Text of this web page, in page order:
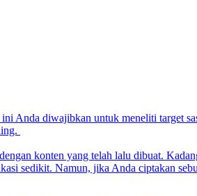
Anda diwajibkan untuk meneliti target
konten yang telah lalu dibuat.
sedikit. Namun, jika Anda ciptakan